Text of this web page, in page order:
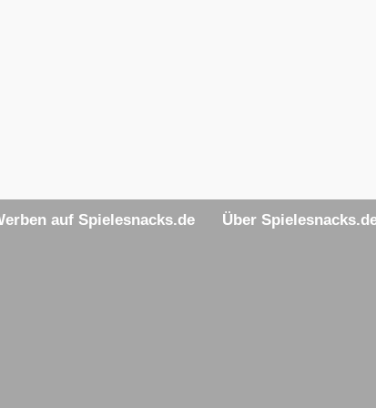
auf Spielesnacks.de Über